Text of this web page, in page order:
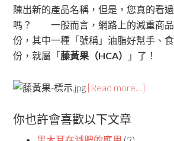
陳出新的產品名稱，但是，您真的看
嗎？ 一般而言，網路上的減重商品
份，其中一種「號稱」油脂好幫手、
份，就屬「藤黃果（HCA） 」了！
[Read more…]
你也許會喜歡以下文章